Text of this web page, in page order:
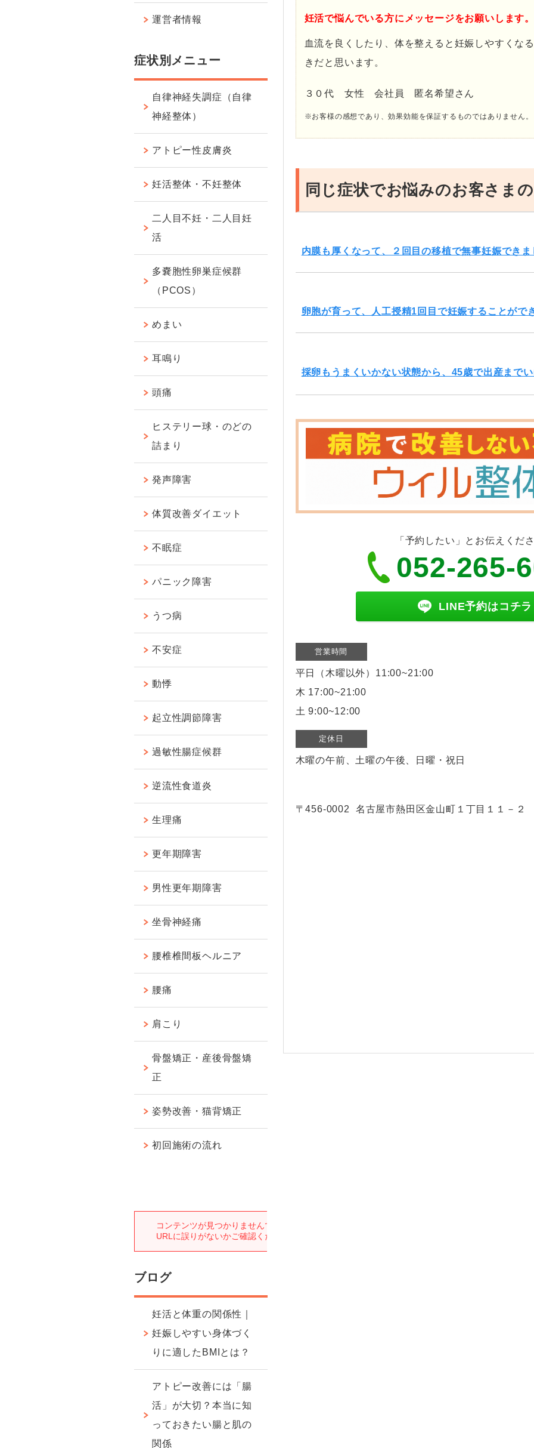
妊活で悩んでいる方にメッセージをお願いします。
血流を良くしたり、体を整えると妊娠しやすくな
きだと思います。
３０代 女性 会社員 匿名希望さん
※お客様の感想であり、効果効能を保証するものではありません。
同じ症状でお悩みのお客さま
内膜も厚くなって、２回目の移植で無事妊娠できま
卵胞が育って、人工授精1回目で妊娠することがで
採卵もうまくいかない状態から、45歳で出産までい
「予約したい」とお伝えくださ
052-265-
LINE予約はコチラ
営業時間
平日（木曜以外）11:00~21:00
木 17:00~21:00
土 9:00~12:00
定休日
木曜の午前、土曜の午後、日曜・祝日
〒456-0002 名古屋市熱田区金山町１丁目１１－２
運営者情報
症状別メニュー
自律神経失調症（自律
神経整体）
アトピー性皮膚炎
妊活整体・不妊整体
二人目不妊・二人目妊
活
多嚢胞性卵巣症候群
（PCOS）
めまい
耳鳴り
頭痛
ヒステリー球・のどの
詰まり
発声障害
体質改善ダイエット
不眠症
パニック障害
うつ病
不安症
動悸
起立性調節障害
過敏性腸症候群
逆流性食道炎
生理痛
更年期障害
男性更年期障害
坐骨神経痛
腰椎椎間板ヘルニア
腰痛
肩こり
骨盤矯正・産後骨盤矯
正
姿勢改善・猫背矯正
初回施術の流れ
ブログ
妊活と体重の関係性｜
妊娠しやすい身体づく
りに適したBMIとは？
アトピー改善には「腸
活」が大切？本当に知
っておきたい腸と肌の
関係